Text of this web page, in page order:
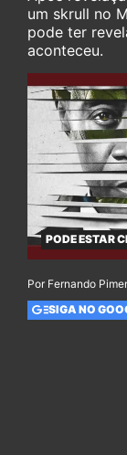
um skrull no
pode ter
aconteceu.
PODE ESTAR
Por Fernando
SIGA NO